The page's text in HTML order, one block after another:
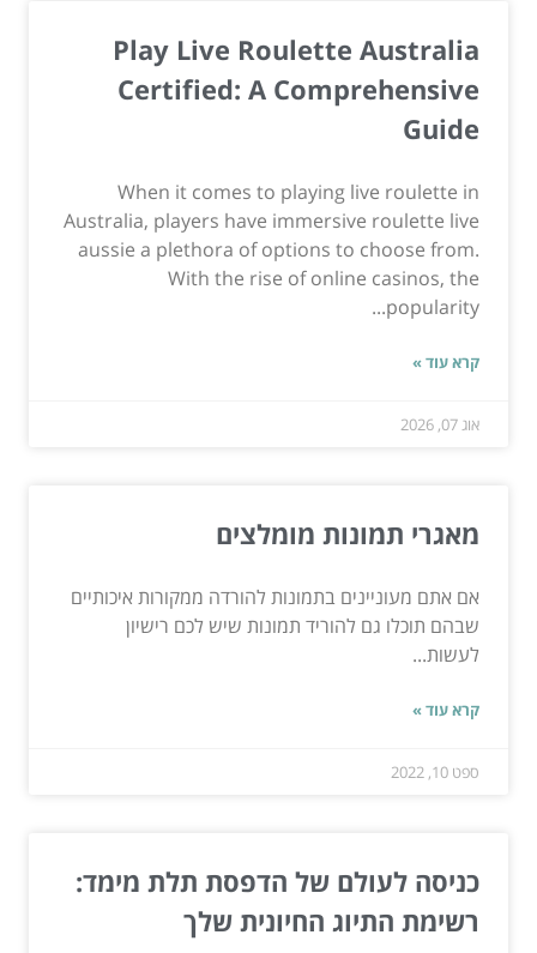
Play Live Roulette Australia
Certified: A Comprehensive
Guide
When it comes to playing live roulette in
Australia, players have immersive roulette live
aussie a plethora of options to choose from.
With the rise of online casinos, the
popularity...
קרא עוד »
אוג 07, 2026
מאגרי תמונות מומלצים
אם אתם מעוניינים בתמונות להורדה ממקורות איכותיים
שבהם תוכלו גם להוריד תמונות שיש לכם רישיון
לעשות...
קרא עוד »
ספט 10, 2022
כניסה לעולם של הדפסת תלת מימד:
רשימת התיוג החיונית שלך